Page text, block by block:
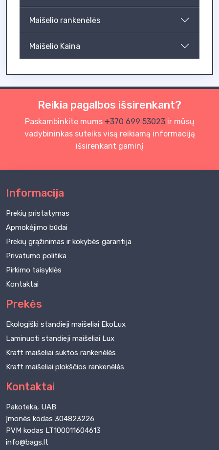
Maišelio rankenėlės
Maišelio Kaina
Reikia pagalbos išsirenkant?
Paskambinkite mums +370 699 53023ir mūsų
vadybininkas suteiks visą reikiamą informaciją
išsirenkant gaminį
Informacija
Prekių pristatymas
Apmokėjimo būdai
Prekių grąžinimas ir kokybės garantija
Privatumo politika
Pirkimo taisyklės
Kontaktai
Prekės
Ekologiški standieji maišeliai EkoLux
Laminuoti standieji maišeliai Lux
Kraft maišeliai suktos rankenėlės
Kraft maišeliai plokščios rankenėlės
Kontaktai
Pakoteka, UAB
Įmonės kodas 304823226
PVM kodas LT100011604613
info@bags.lt